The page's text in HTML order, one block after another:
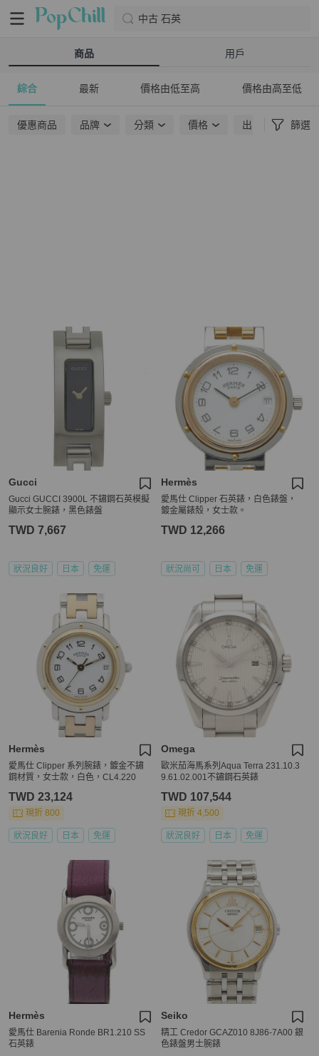
中古 石英
商品 用戶
綜合 最新 價格由低至高 價格由高至低
優惠商品 品牌 分類 價格 出貨地點 篩選
Gucci
Gucci GUCCI 3900L 不鏽鋼石英模擬
顯示女士腕錶，黑色錶盤
TWD 7,667
狀況良好 日本 免運
Hermès
愛馬仕 Clipper 石英錶，白色錶盤，
鍍金屬錶殼，女士款。
TWD 12,266
狀況尚可 日本 免運
Hermès
愛馬仕 Clipper 系列腕錶，鍍金不鏽
鋼材質，女士款，白色，CL4.220
TWD 23,124
現折 800
狀況良好 日本 免運
Omega
歐米茄海馬系列Aqua Terra 231.10.3
9.61.02.001不鏽鋼石英錶
TWD 107,544
現折 4,500
狀況良好 日本 免運
Hermès
愛馬仕 Barenia Ronde BR1.210 SS
石英錶
Seiko
精工 Credor GCAZ010 8J86-7A00 銀
色錶盤男士腕錶